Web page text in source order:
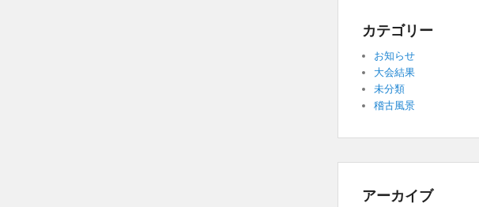
カテゴリー
お知らせ
大会結果
未分類
稽古風景
アーカイブ